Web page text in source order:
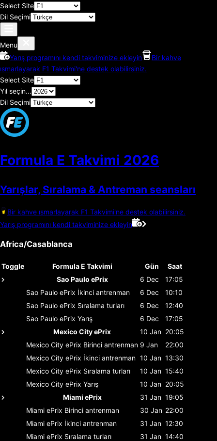
Select Site
Dil Seçimi
Menu
Yarış programını kendi takviminize ekleyin
Bir kahve
ısmarlayarak F1 Takvimi'ne destek olabilirsiniz.
Select Site
Yıl seçin...
Dil Seçimi
Formula E Takvimi 2026
Yarışlar, Sıralama & Antreman seansları
Bir kahve ısmarlayarak F1 Takvimi'ne destek olabilirsiniz.
Yarış programını kendi takviminize ekleyin
Africa/Casablanca
Toggle Formula E Takvimi Gün
Saat
Sao Paulo ePrix
6 Dec
17:05
Sao Paulo ePrix İkinci antrenman 6 Dec
10:10
Sao Paulo ePrix Sıralama turları 6 Dec
12:40
Sao Paulo ePrix Yarış 6 Dec
17:05
Mexico City ePrix
10 Jan 20:05
Mexico City ePrix Birinci antrenman 9 Jan
22:00
Mexico City ePrix İkinci antrenman 10 Jan 13:30
Mexico City ePrix Sıralama turları 10 Jan 15:40
Mexico City ePrix Yarış 10 Jan 20:05
Miami ePrix
31 Jan 19:05
Miami ePrix Birinci antrenman 30 Jan 22:00
Miami ePrix İkinci antrenman 31 Jan 12:30
Miami ePrix Sıralama turları 31 Jan 14:40